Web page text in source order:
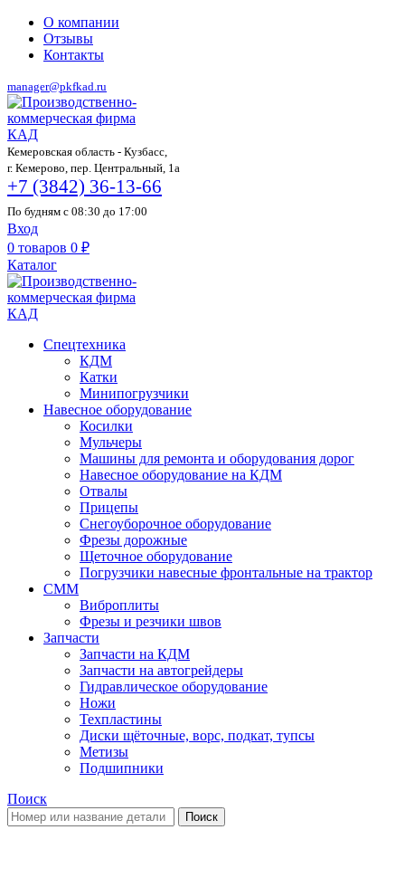
О компании
Отзывы
Контакты
manager@pkfkad.ru
Кемеровская область - Кузбасс,
г. Кемерово, пер. Центральный, 1а
+7 (3842) 36-13-66
По будням с 08:30 до 17:00
Вход
0 товаров 0 ₽
Каталог
Спецтехника
КДМ
Катки
Минипогрузчики
Навесное оборудование
Косилки
Мульчеры
Машины для ремонта и оборудования дорог
Навесное оборудование на КДМ
Отвалы
Прицепы
Снегоуборочное оборудование
Фрезы дорожные
Щеточное оборудование
Погрузчики навесные фронтальные на трактор
СММ
Виброплиты
Фрезы и резчики швов
Запчасти
Запчасти на КДМ
Запчасти на автогрейдеры
Гидравлическое оборудование
Ножи
Техпластины
Диски щёточные, ворс, подкат, тупсы
Метизы
Подшипники
Поиск
Поиск